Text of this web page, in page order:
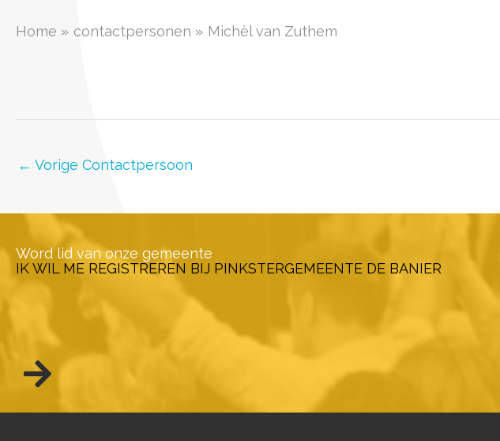
Home contactpersonen Michèl van Zuthem
← Vorige Contactpersoon
Word lid van onze gemeente
IK WIL ME REGISTREREN BIJ PINKSTERGEMEENTE DE BANIER